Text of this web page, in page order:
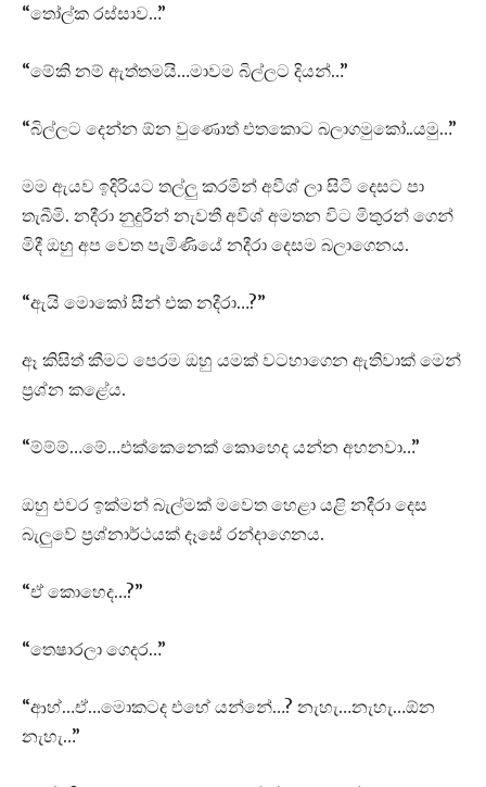
“තෝල්ක රස්සාව…”
“මේකි නම් ඇත්තමයි…මාවම බිල්ලට දියන්…”
“බිල්ලට දෙන්න ඕන වුණොත් එතකොට බලාගමුකෝ..යමු…”
මම ඇයව ඉදිරියට තල්ලු කරමින් අවීශ් ලා සිටි දෙසට පා
තැබීමි. නදීරා නුදුරින් නැවතී අවීශ් අමතන විට මිතුරන් ගෙන්
මිදී ඔහු අප වෙත පැමිණියේ නදීරා දෙසම බලාගෙනය.
“ඇයි මොකෝ සීන් එක නදීරා…?”
ඈ කිසිත් කීමට පෙරම ඔහු යමක් වටහාගෙන ඇතිවාක් මෙන්
ප්‍රශ්න කළේය.
“ම්ම්ම්…මේ…එක්කෙනෙක් කොහෙද යන්න අහනවා…”
ඔහු එවර ඉක්මන් බැල්මක් මවෙත හෙළා යළි නදීරා දෙස
බැලුවේ ප්‍රශ්නාර්ථයක් දෑසේ රන්දාගෙනය.
“ඒ කොහෙද…?”
“තෙෂාරලා ගෙදර…”
“ආහ්…ඒ…මොකටද එහේ යන්නේ…? නැහැ…නැහැ…ඕන
නැහැ…”